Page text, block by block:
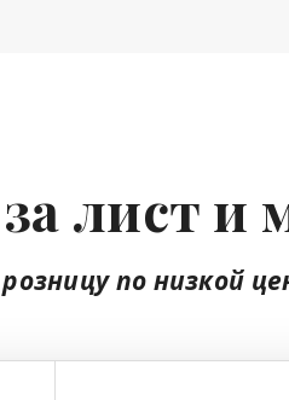
лист и
по низкой